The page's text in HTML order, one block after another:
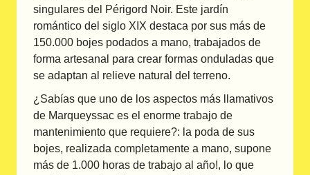
singulares del Périgord Noir. Este jardín
romántico del siglo XIX destaca por sus más de
150.000 bojes podados a mano, trabajados de
forma artesanal para crear formas onduladas que
se adaptan al relieve natural del terreno.
¿Sabías que uno de los aspectos más llamativos
de Marqueyssac es el enorme trabajo de
mantenimiento que requiere?: la poda de sus
bojes, realizada completamente a mano, supone
más de 1.000 horas de trabajo al año!, lo que